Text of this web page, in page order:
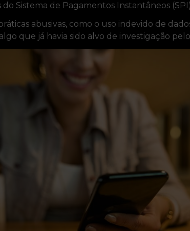
Sistema de Pagamentos Instantâneos
abusivas, como o uso indevido de
que já havia sido alvo de investigação